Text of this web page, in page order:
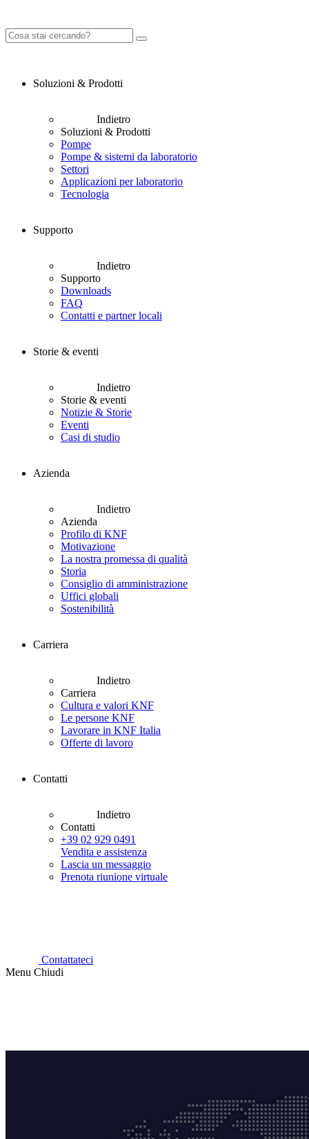
Soluzioni & Prodotti
Indietro
Soluzioni & Prodotti
Pompe
Pompe & sistemi da laboratorio
Settori
Applicazioni per laboratorio
Tecnologia
Supporto
Indietro
Supporto
Downloads
FAQ
Contatti e partner locali
Storie & eventi
Indietro
Storie & eventi
Notizie & Storie
Eventi
Casi di studio
Azienda
Indietro
Azienda
Profilo di KNF
Motivazione
La nostra promessa di qualità
Storia
Consiglio di amministrazione
Uffici globali
Sostenibilità
Carriera
Indietro
Carriera
Cultura e valori KNF
Le persone KNF
Lavorare in KNF Italia
Offerte di lavoro
Contatti
Indietro
Contatti
+39 02 929 0491
Vendita e assistenza
Lascia un messaggio
Prenota riunione virtuale
Contattateci
Menu Chiudi